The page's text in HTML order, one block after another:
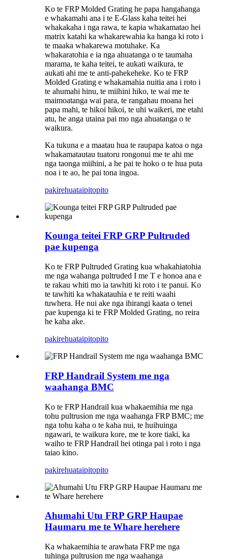
Ko te FRP Molded Grating he papa hangahanga
e whakamahi ana i te E-Glass kaha teitei hei
whakakaha i nga rawa, te kapia whakamatao hei
matrix katahi ka whakarewahia ka hanga ki roto i
te maaka whakarewa motuhake. Ka
whakaratohia e ia nga ahuatanga o te taumaha
marama, te kaha teitei, te aukati waikura, te
aukati ahi me te anti-pahekeheke. Ko te FRP
Molded Grating e whakamahia nuitia ana i roto i
te ahumahi hinu, te miihini hiko, te wai me te
maimoatanga wai para, te rangahau moana hei
papa mahi, te hikoi hikoi, te uhi waikeri, me etahi
atu, he anga utaina pai mo nga ahuatanga o te
waikura.
Ka tukuna e a maatau hua te raupapa katoa o nga
whakamatautau tuatoru rongonui me te ahi me
nga taonga miihini, a he pai te hoko o te hua puta
noa i te ao, he pai tona ingoa.
pakirehuataipitopito
Kounga teitei FRP GRP Pultruded
pae kupenga
Ko te FRP Pultruded Grating kua whakahiatohia
me nga wahanga pultruded I me T e honoa ana e
te rakau whiti mo ia tawhiti ki roto i te panui. Ko
te tawhiti ka whakatauhia e te reiti waahi
tuwhera. He nui ake nga ihirangi kaata o tenei
pae kupenga ki te FRP Molded Grating, no reira
he kaha ake.
pakirehuataipitopito
FRP Handrail System me nga
waahanga BMC
Ko te FRP Handrail kua whakaemihia me nga
tohu pultrusion me nga waahanga FRP BMC; me
nga tohu kaha o te kaha nui, te huihuinga
ngawari, te waikura kore, me te kore tiaki, ka
waiho te FRP Handrail hei otinga pai i roto i nga
taiao kino.
pakirehuataipitopito
Ahumahi Utu FRP GRP Haupae
Haumaru me te Whare herehere
Ka whakaemihia te arawhata FRP me nga
tuhinga pultrusion me nga waahanga